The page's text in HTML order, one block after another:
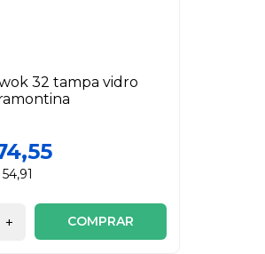
32 tampa vidro
+ COMPRAR